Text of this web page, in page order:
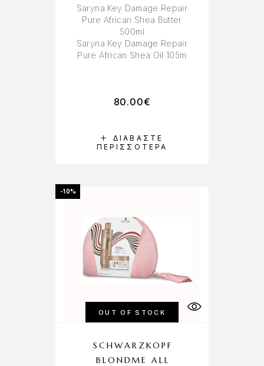
ΔΙΑΒΆΣΤΕ
ΠΕΡΙΣΣΌΤΕΡΑ
Saryna Key Damage Repair
Pure African Shea Butter
500ml
Saryna Key Damage Repair
Pure African Shea Oil 105m
80.00€
-10%
OUT OF STOCK
SCHWARZKOPF
BLONDME ALL